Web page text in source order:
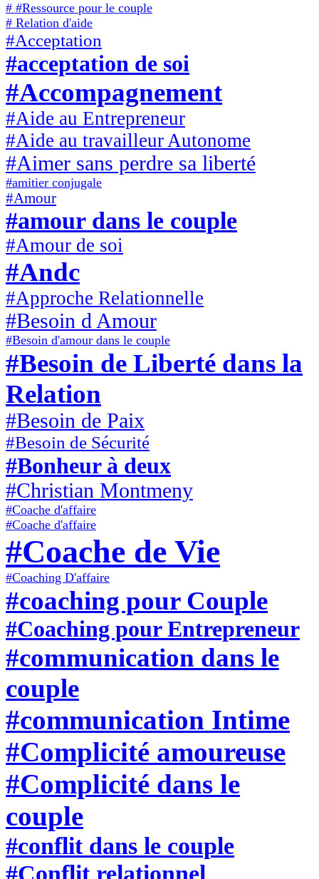
# #Ressource pour le couple
# Relation d'aide
#Acceptation
#acceptation de soi
#Accompagnement
#Aide au Entrepreneur
#Aide au travailleur Autonome
#Aimer sans perdre sa liberté
#amitier conjugale
#Amour
#amour dans le couple
#Amour de soi
#Andc
#Approche Relationnelle
#Besoin d Amour
#Besoin d'amour dans le couple
#Besoin de Liberté dans la
Relation
#Besoin de Paix
#Besoin de Sécurité
#Bonheur à deux
#Christian Montmeny
#Coache d'affaire
#Coache d'affaire
#Coache de Vie
#Coaching D'affaire
#coaching pour Couple
#Coaching pour Entrepreneur
#communication dans le
couple
#communication Intime
#Complicité amoureuse
#Complicité dans le
couple
#conflit dans le couple
#Conflit relationnel